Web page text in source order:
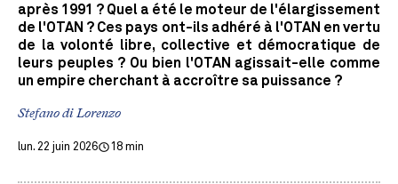
après 1991 ? Quel a été le moteur de l'élargissement
de l'OTAN ? Ces pays ont-ils adhéré à l'OTAN en vertu
de la volonté libre, collective et démocratique de
leurs peuples ? Ou bien l'OTAN agissait-elle comme
un empire cherchant à accroître sa puissance ?
Stefano di Lorenzo
lun. 22 juin 2026 18 min